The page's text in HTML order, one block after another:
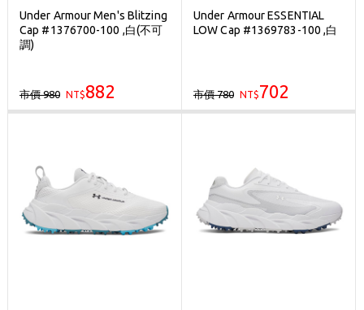
Under Armour Men's Blitzing
Cap #1376700-100 ,白(不可
調)
市價 980 NT$882
Under Armour ESSENTIAL
LOW Cap #1369783-100 ,白
市價 780 NT$702